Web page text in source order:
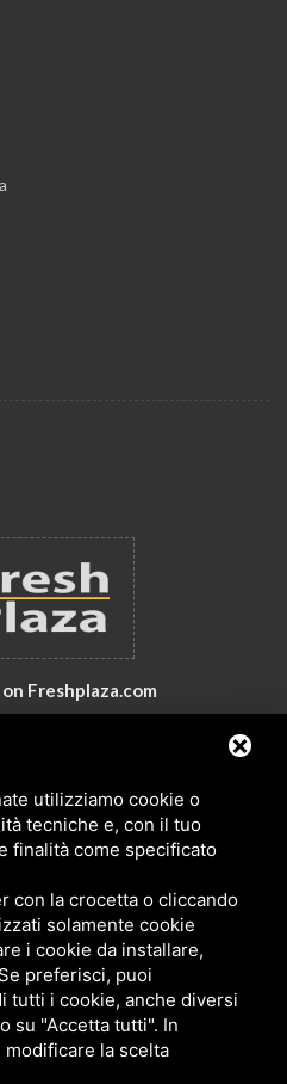
Freshplaza.com
Reserved by GNA Srl
/ Rna trasparenza aiuti
utilizziamo cookie o
tecniche e, con il tuo
finalità come specificato
con la crocetta o cliccando
solamente cookie
i cookie da installare,
preferisci, puoi
tutti i cookie, anche diversi
su "Accetta tutti". In
la scelta